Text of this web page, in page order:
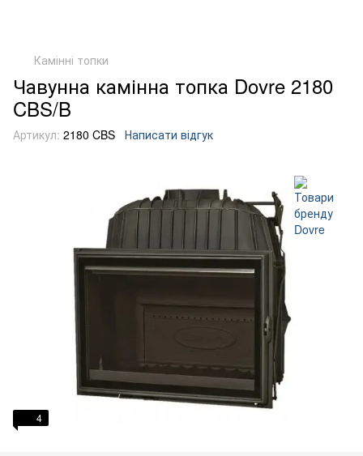
Камінні топки
Чавунна камінна топка Dovre 2180
CBS/B
Артикул: 2180 CBS Написати відгук
4